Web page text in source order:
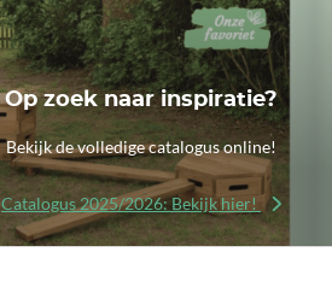
Op zoek naar inspiratie?
Bekijk de volledige catalogus online!
Catalogus 2025/2026: Bekijk hier!